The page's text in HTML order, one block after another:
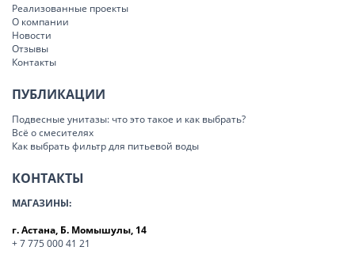
Реализованные проекты
О компании
Новости
Отзывы
Контакты
ПУБЛИКАЦИИ
Подвесные унитазы: что это такое и как выбрать?
Всё о смесителях
Как выбрать фильтр для питьевой воды
КОНТАКТЫ
МАГАЗИНЫ:
г. Астана, Б. Момышулы, 14
+ 7 775 000 41 21